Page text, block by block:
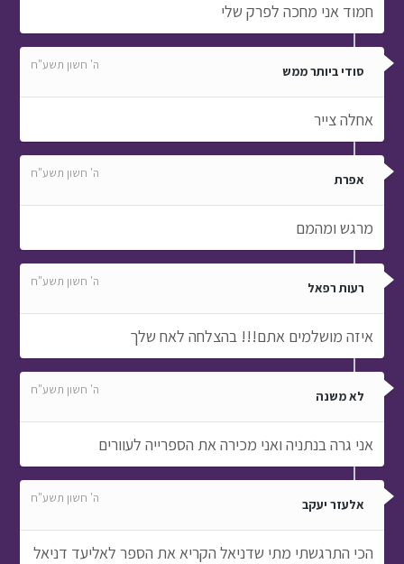
חמוד אני מחכה לפרק שלי
סודי ביותר ממש ה' חשון תשע"ח
אחלה צייר
אפרת ה' חשון תשע"ח
מרגש ומהמם
רעות רפאל ה' חשון תשע"ח
איזה מושלמים אתם!!! בהצלחה לאח שלך
לא משנה ה' חשון תשע"ח
אני גרה בנתניה ואני מכירה את הספרייה לעוורים
אלעזר יעקב ה' חשון תשע"ח
הכי התרגשתי מתי שדניאל הקריא את הספר לאליעד דניאל